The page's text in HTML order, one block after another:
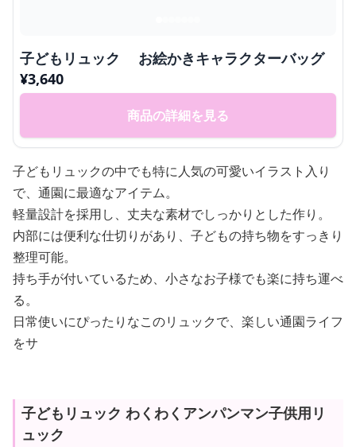
子どもリュック お絵かきキャラクターバッグ
¥3,640
商品の詳細を見る
子どもリュックの中でも特に人気の可愛いイラスト入り
で、通園に最適なアイテム。
軽量設計を採用し、丈夫な素材でしっかりとした作り。
内部には便利な仕切りがあり、子どもの持ち物をすっきり
整理可能。
持ち手が付いているため、小さなお子様でも楽に持ち運べ
る。
日常使いにぴったりなこのリュックで、楽しい通園ライフ
をサ
子どもリュック わくわくアンパンマン子供用リ
ュック